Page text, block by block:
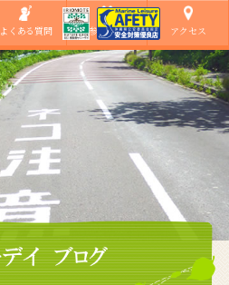
よくある質問 ご参加の方へ アクセス